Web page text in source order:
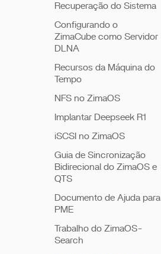
Recuperação do Sistema
Configurando o
ZimaCube como Servidor
DLNA
Recursos da Máquina do
Tempo
NFS no ZimaOS
Implantar Deepseek R1
iSCSI no ZimaOS
Guia de Sincronização
Bidirecional do ZimaOS e
QTS
Documento de Ajuda para
PME
Trabalho do ZimaOS-
Search